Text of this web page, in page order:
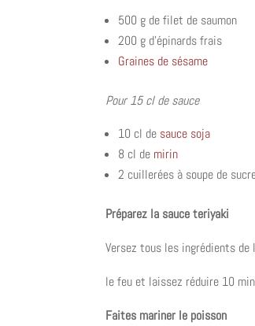
500 g de filet de saumon
200 g d’épinards frais
Graines de sésame
Pour 15 cl de sauce
10 cl de sauce soja
8 cl de mirin
2 cuillerées à soupe de
Préparez la sauce teriyaki
Versez tous les ingrédients
le feu et laissez réduire 10
Faites mariner le poisson